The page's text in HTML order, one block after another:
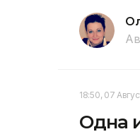
18:50, 07
Одна